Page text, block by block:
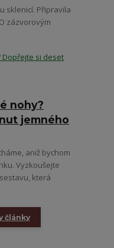
sklenicí. Připravila
zázvorovým
nohy?
jemného
aniž bychom
Vyzkoušejte
která
články